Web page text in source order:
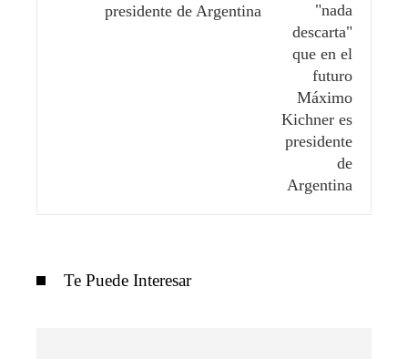
presidente de Argentina
Te Puede Interesar